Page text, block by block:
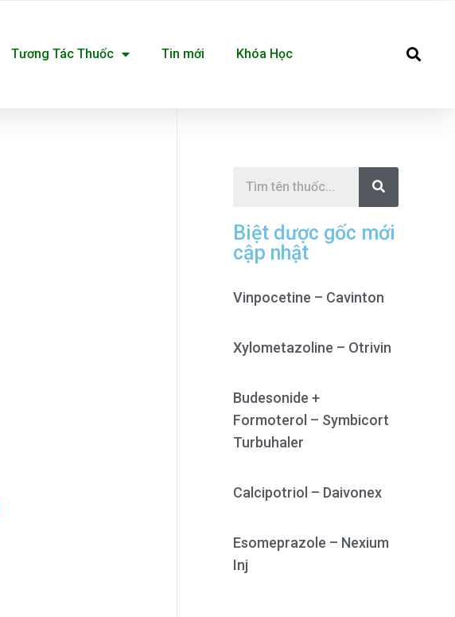
Tương Tác Thuốc Tin mới Khóa Học
S
a
r
c
h
Biệt dược gốc mới
cập nhật
Vinpocetine – Cavinton
Xylometazoline – Otrivin
Budesonide +
Formoterol – Symbicort
Turbuhaler
Calcipotriol – Daivonex
Esomeprazole – Nexium
Inj